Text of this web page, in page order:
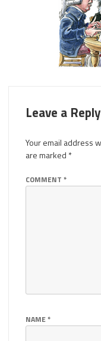
Leave a Reply
Your email address
are marked *
COMMENT *
NAME*